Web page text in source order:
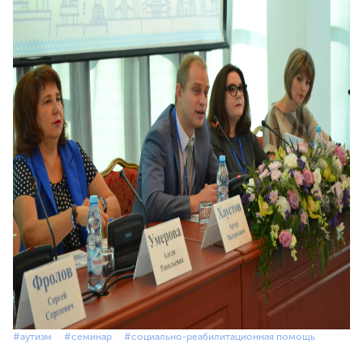
#аутизм #семинар #социально-реабилитационная помощь